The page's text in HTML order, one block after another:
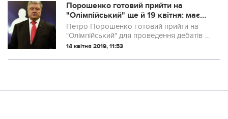
Порошенко готовий прийти на
"Олімпійський" ще й 19 квітня: має
умову
Петро Порошенко готовий прийти на
"Олімпійський" для проведення дебатів й
19 квітня, але за умови, що час дискусії
дебатів в ефірі "Суспільного".
14 квітня 2019, 11:53